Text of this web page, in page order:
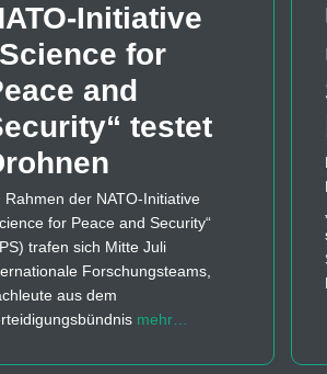
Initiative
for
and
testet
Rahmen der NATO-Initiative
for Peace and Security“
trafen sich Mitte Juli
Forschungsteams,
aus dem
mehr…